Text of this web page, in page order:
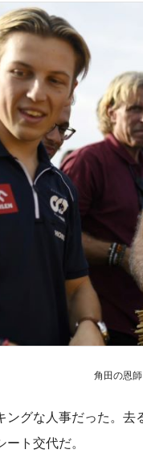
角田の恩
グな人事だった。去
ト交代だ。